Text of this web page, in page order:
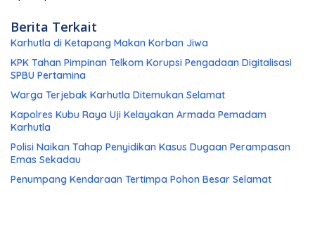
Berita Terkait
Karhutla di Ketapang Makan Korban Jiwa
KPK Tahan Pimpinan Telkom Korupsi Pengadaan Digitalisasi
SPBU Pertamina
Warga Terjebak Karhutla Ditemukan Selamat
Kapolres Kubu Raya Uji Kelayakan Armada Pemadam
Karhutla
Polisi Naikan Tahap Penyidikan Kasus Dugaan Perampasan
Emas Sekadau
Penumpang Kendaraan Tertimpa Pohon Besar Selamat